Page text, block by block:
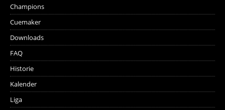
Champions
Cuemaker
Downloads
FAQ
Historie
Kalender
Liga